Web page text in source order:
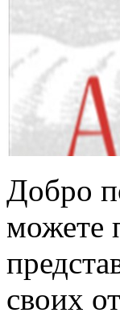
Добро
можете
своих